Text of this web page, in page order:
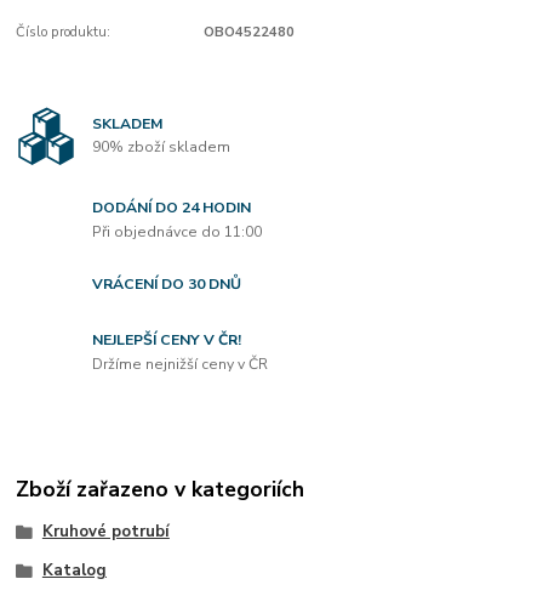
Číslo produktu: OBO4522480
SKLADEM
90% zboží skladem
DODÁNÍ DO 24 HODIN
Při objednávce do 11:00
VRÁCENÍ DO 30 DNŮ
NEJLEPŠÍ CENY V ČR!
Držíme nejnižší ceny v ČR
Zboží zařazeno v kategoriích
Kruhové potrubí
Katalog